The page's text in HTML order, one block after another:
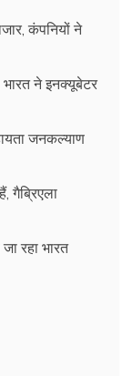
कंपनियों ने
ने इनक्यूबेटर
जनकल्याण
गैब्रिएला
रहा भारत